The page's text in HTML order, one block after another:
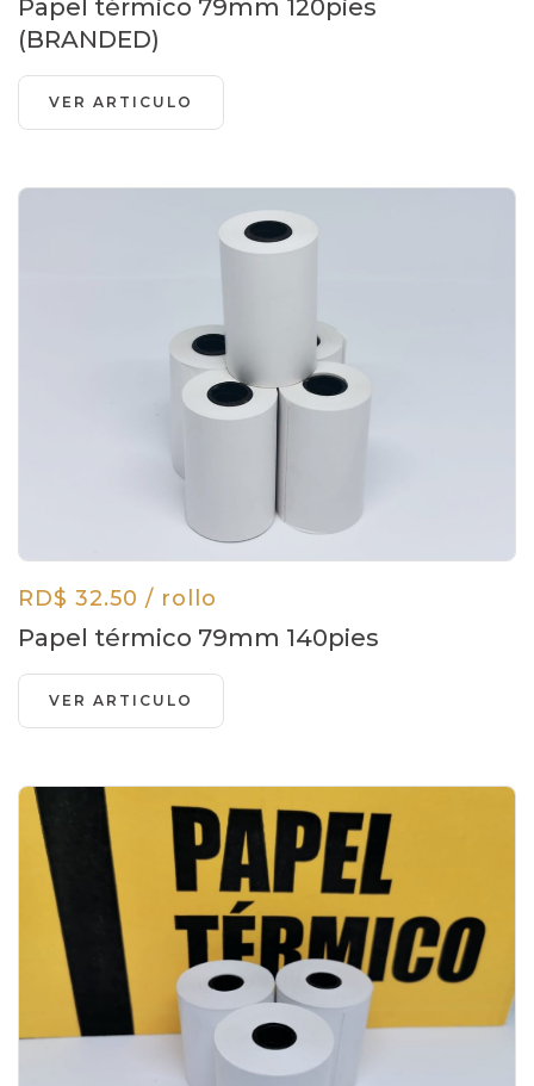
Papel térmico 79mm 120pies
(BRANDED)
VER ARTICULO
RD$ 32.50 / rollo
Papel térmico 79mm 140pies
VER ARTICULO